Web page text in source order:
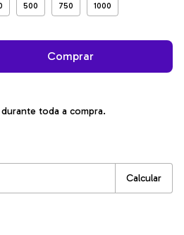
500 750 1000
toda a compra.
Calcular